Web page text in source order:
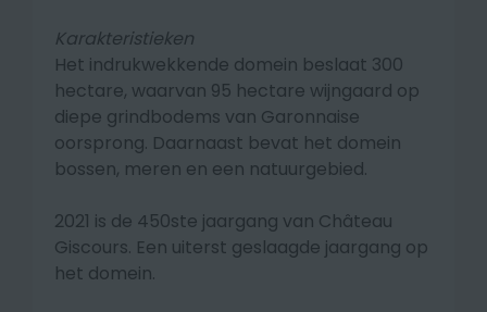
Karakteristieken
Het indrukwekkende domein beslaat 300
hectare, waarvan 95 hectare wijngaard op
diepe grindbodems van Garonnaise
oorsprong. Daarnaast bevat het domein
bossen, meren en een natuurgebied.
2021 is de 450ste jaargang van Château
Giscours. Een uiterst geslaagde jaargang op
het domein.